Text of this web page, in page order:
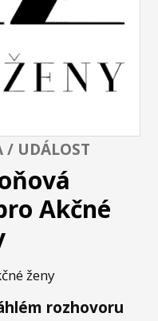
/ UDÁLOST
Akčné
ženy
rozhovoru